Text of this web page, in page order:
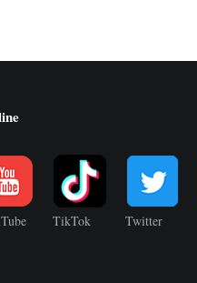
TikTok Twitter